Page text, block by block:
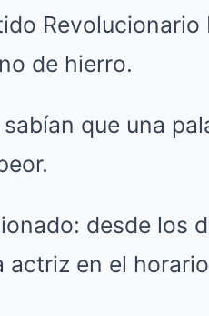
de hierro.
que una
desde los
actriz en el